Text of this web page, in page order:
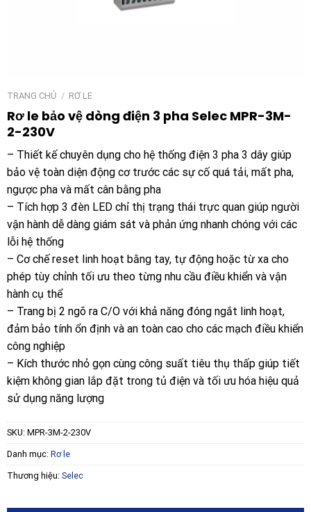
TRANG CHỦ / RƠ LE
Rơ le bảo vệ dòng điện 3 pha Selec MPR-3M-
2-230V
– Thiết kế chuyên dụng cho hệ thống điện 3 pha 3 dây giúp
bảo vệ toàn diện động cơ trước các sự cố quá tải, mất pha,
ngược pha và mất cân bằng pha
– Tích hợp 3 đèn LED chỉ thị trạng thái trực quan giúp người
vận hành dễ dàng giám sát và phản ứng nhanh chóng với các
lỗi hệ thống
– Cơ chế reset linh hoạt bằng tay, tự động hoặc từ xa cho
phép tùy chỉnh tối ưu theo từng nhu cầu điều khiển và vận
hành cụ thể
– Trang bị 2 ngõ ra C/O với khả năng đóng ngắt linh hoạt,
đảm bảo tính ổn định và an toàn cao cho các mạch điều khiển
công nghiệp
– Kích thước nhỏ gọn cùng công suất tiêu thụ thấp giúp tiết
kiệm không gian lắp đặt trong tủ điện và tối ưu hóa hiệu quả
sử dụng năng lượng
SKU: MPR-3M-2-230V
Danh mục: Rơ le
Thương hiệu: Selec